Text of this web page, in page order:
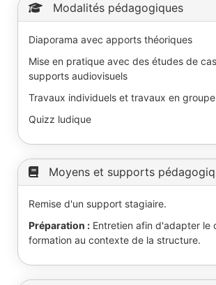
Modalités pédagogiques
Diaporama avec apports théoriques
Mise en pratique avec des études de
supports audiovisuels
Travaux individuels et travaux en groupe
Quizz ludique
Moyens et supports
Remise d'un support stagiaire.
Préparation : Entretien afin d'adapter le
formation au contexte de la structure.